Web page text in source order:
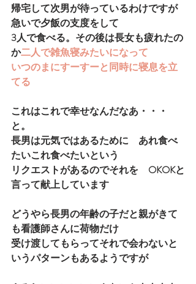
帰宅して次男が待っているわけですが
急いで夕飯の支度をして
3人で食べる。その後は長女も疲れたの
か二人で雑魚寝みたいになって
いつのまにすーすーと同時に寝息を立
てる
これはこれで幸せなんだなあ・・・
と。
長男は元気ではあるために　あれ食べ
たいこれ食べたいという
リクエストがあるのでそれを　OKOKと
言って献上しています
どうやら長男の年齢の子だと親がきて
も看護師さんに荷物だけ
受け渡してもらってそれで会わないと
いうパターンもあるようですが